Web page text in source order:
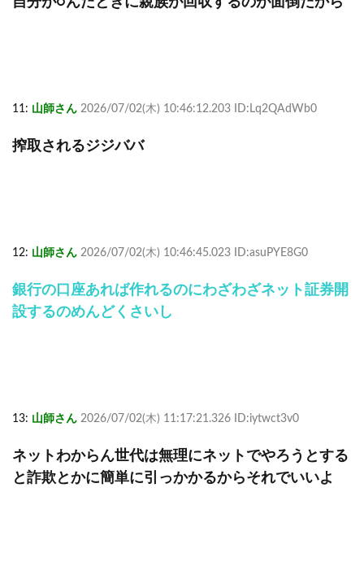
11: 山師さん 2026/07/02(木) 10:46:12.203 ID:Lq2QAdWb0
搾取されるジジババ
12: 山師さん 2026/07/02(木) 10:46:45.023 ID:asuPYE8G0
銀行の口座あれば作れるのにわざわざネット証券開
設するのめんどくさいし
13: 山師さん 2026/07/02(木) 11:17:21.326 ID:iytwct3v0
ネットわからん世代は無理にネットでやろうとする
と詐欺とかに簡単に引っかかるからそれでいいよ